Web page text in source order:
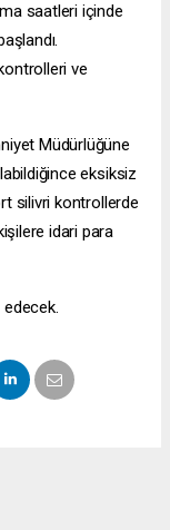
saatleri içinde
ve
Müdürlüğüne
eksiksiz
silivri kontrollerde
idari para